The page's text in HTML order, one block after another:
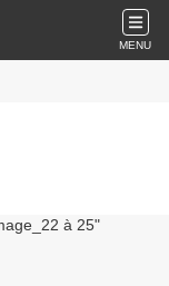
MENU